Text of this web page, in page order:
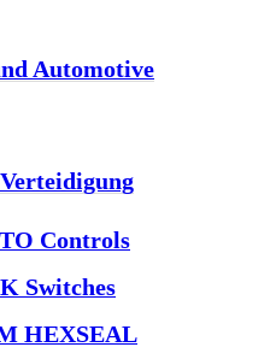
Automotive
Controls
Switches
HEXSEAL